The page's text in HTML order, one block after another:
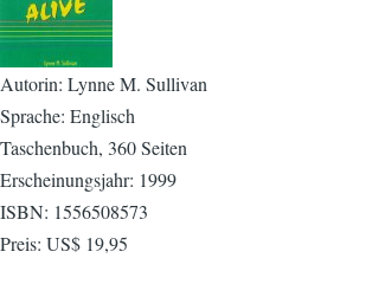
Autorin: Lynne M. Sullivan
Sprache: Englisch
Taschenbuch, 360 Seiten
Erscheinungsjahr: 1999
ISBN: 1556508573
Preis: US$ 19,95